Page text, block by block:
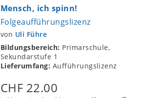
Mensch, ich spinn!
Folgeaufführungslizenz
von Uli Führe
Bildungsbereich: Primarschule,
Sekundarstufe 1
Lieferumfang: Aufführungslizenz
CHF 22.00